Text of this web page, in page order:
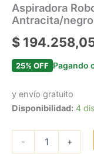
Aspiradora
Antracita/negro
$
25% OFF Pagando
y envío gratuito
Disponibilidad: 4
- +